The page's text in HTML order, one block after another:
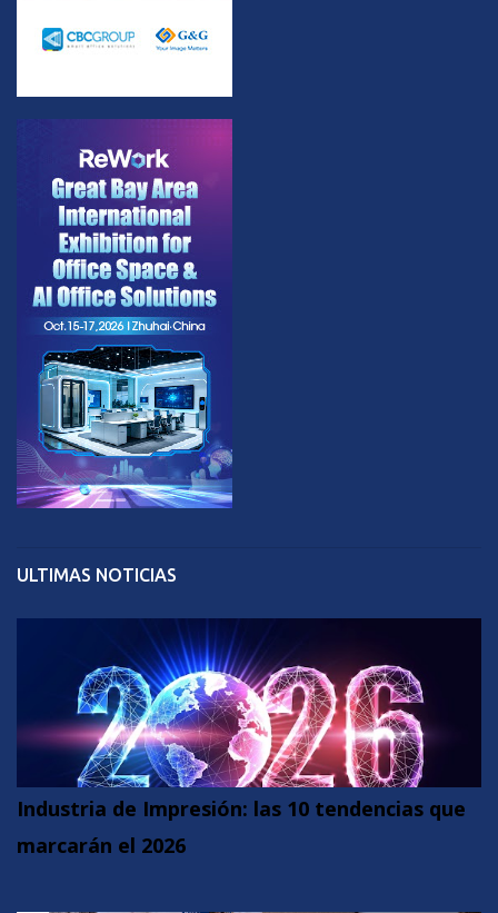
ULTIMAS NOTICIAS
Industria de Impresión: las 10 tendencias que
marcarán el 2026